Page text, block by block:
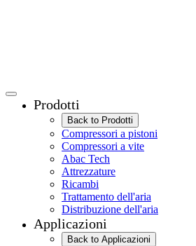
Prodotti
Back to Prodotti
Compressori a pistoni
Compressori a vite
Abac Tech
Attrezzature
Ricambi
Trattamento dell'aria
Distribuzione dell'aria
Applicazioni
Back to Applicazioni